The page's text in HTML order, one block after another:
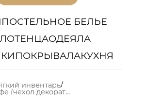
ПОСТЕЛЬНОЕ БЕЛЬЕ
ОДЕЯЛА
ПОКРЫВАЛАКУХНЯ
инвентарь
Утренний кофе (чехол декоративный)